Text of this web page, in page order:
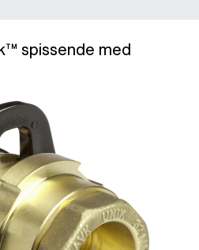
spissende med